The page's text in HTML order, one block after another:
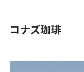
コナズ珈琲